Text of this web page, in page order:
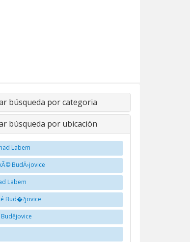
búsqueda por categoria
búsqueda por ubicación
Labem
BudÄ›jovice
Labem
Bud�?jovice
Budějovice